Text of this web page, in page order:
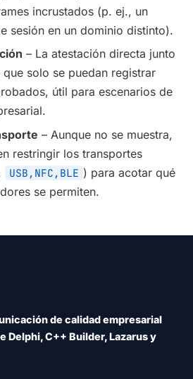
incrustados (p. ej., un
sesión en un dominio distinto).
– La atestación directa junto
solo se puedan registrar
útil para escenarios de
– Aunque no se muestra,
restringir los transportes
USB,NFC,BLE ) para acotar qué
se permiten.
de calidad empresarial
Delphi, C++ Builder, Lazarus y